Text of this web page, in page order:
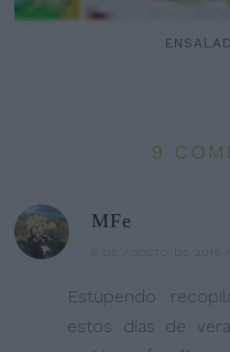
9
MFe
Estupendo
estos días de